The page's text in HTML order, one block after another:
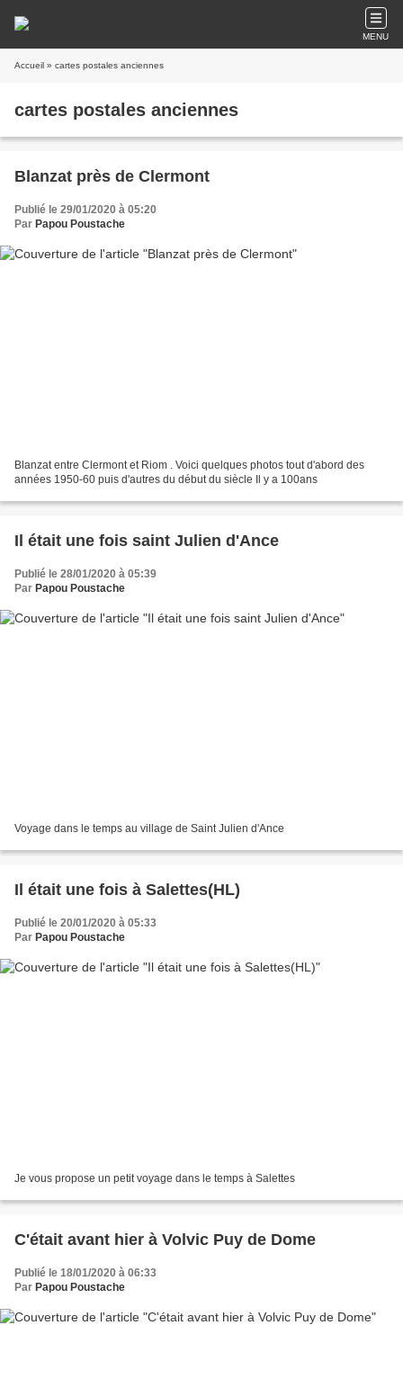
MENU
Accueil » cartes postales anciennes
cartes postales anciennes
Blanzat près de Clermont
Publié le 29/01/2020 à 05:20
Par Papou Poustache
Blanzat entre Clermont et Riom . Voici quelques photos tout d'abord des
années 1950-60 puis d'autres du début du siècle Il y a 100ans
Il était une fois saint Julien d'Ance
Publié le 28/01/2020 à 05:39
Par Papou Poustache
Voyage dans le temps au village de Saint Julien d'Ance
Il était une fois à Salettes(HL)
Publié le 20/01/2020 à 05:33
Par Papou Poustache
Je vous propose un petit voyage dans le temps à Salettes
C'était avant hier à Volvic Puy de Dome
Publié le 18/01/2020 à 06:33
Par Papou Poustache